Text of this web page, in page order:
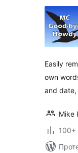
Easily
own
and
Mike
100+